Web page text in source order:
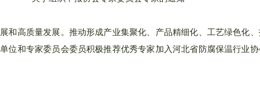
和高质量发展。推动形成产业集聚化、产品精细化、工艺绿色化
位和专家委员会委员积极推荐优秀专家加入河北省防腐保温行业